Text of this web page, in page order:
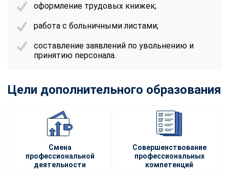
оформление трудовых книжек;
работа с больничными листами;
составление заявлений по увольнению и
принятию персонала.
Цели дополнительного образования
Смена
профессиональной
деятельности
Совершенствование
профессиональных
компетенций